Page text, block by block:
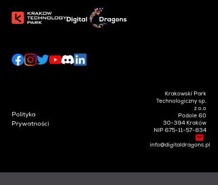
Polityka
Prywatności
Krakowski Park
Technologiczny sp.
z o.o
Podole 60
30-394 Kraków
NIP 675-11-57-834
info@digitaldragons.pl